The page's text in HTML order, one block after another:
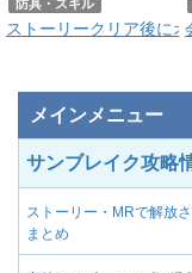
防具・スキル
ストーリークリア後に
メインメニュー
サンブレイク攻略
ストーリー・MRで解放
まとめ